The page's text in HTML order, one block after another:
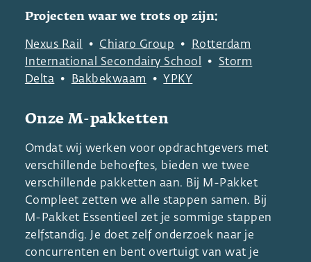
Projecten waar we trots op zijn:
Nexus Rail • Chiaro Group •
Rotterdam
International Secondairy School
• Storm
Delta • Bakbekwaam • YPKY
Onze M-pakketten
Omdat wij werken voor opdrachtgevers met
verschillende behoeftes, bieden we twee
verschillende pakketten aan. Bij M-Pakket
Compleet zetten we alle stappen samen. Bij
M-Pakket Essentieel zet je sommige stappen
zelfstandig. Je doet zelf onderzoek naar je
concurrenten en bent overtuigt van wat je